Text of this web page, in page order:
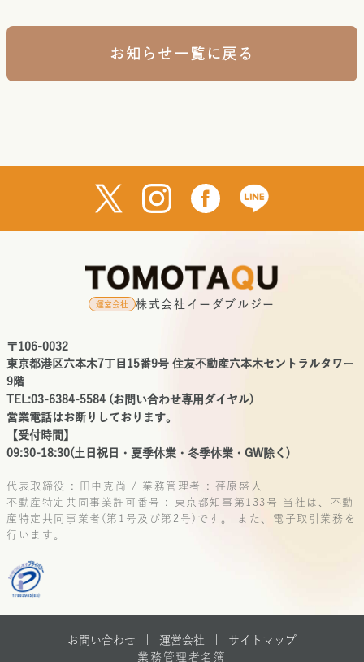
お知らせ一覧に戻る
運営会社 株式会社イーダブルジー
〒106-0032
東京都港区六本木7丁目15番9号 住友不動産六本木セントラルタワー
9階
TEL:03-6384-5584 (お問い合わせ専用ダイヤル)
営業電話はお断りしております。
【受付時間】
09:30-18:30(土日祝日・夏季休業・冬季休業・GW除く)
代表取締役 : 田中克尚 / 業務管理者 : 荏原盛人
不動産特定共同事業許可番号 : 東京都知事第133号
当社は、不動
産特定共同事業者(第1号及び第2号)です。
また、電子取引業務を
行います。
お問い合わせ | 運営会社
サイトマップ
業務管理者名簿